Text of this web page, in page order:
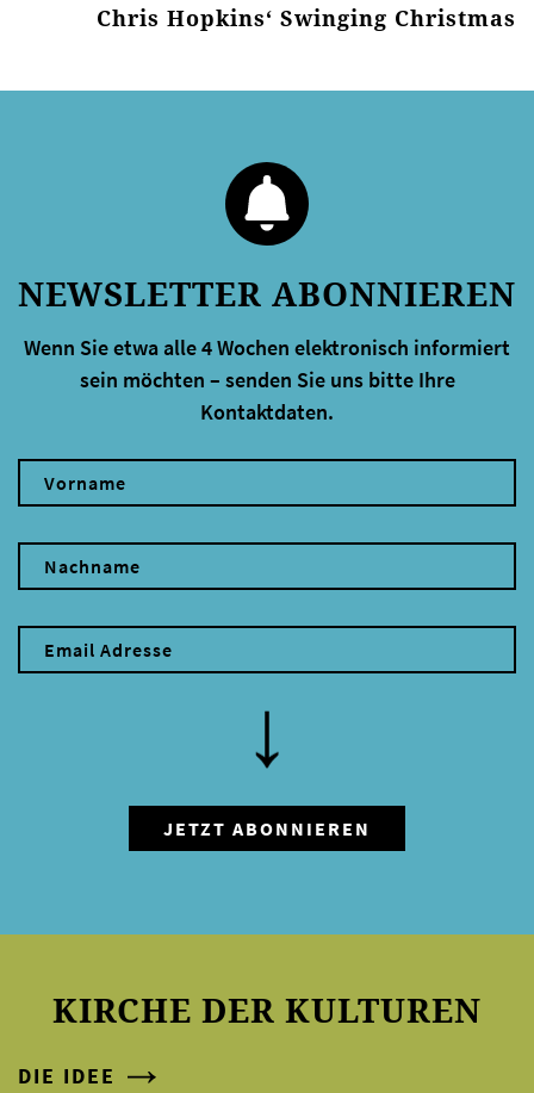
Chris Hopkins‘ Swinging Christmas
NEWSLETTER ABONNIEREN
Wenn Sie etwa alle 4 Wochen elektronisch informiert
sein möchten – senden Sie uns bitte Ihre
Kontaktdaten.
KIRCHE DER KULTUREN
DIE IDEE